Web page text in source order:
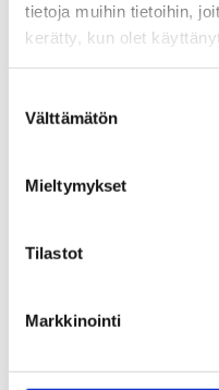
tietoja muihin tietoihin,
kerätty, kun olet
valinta
Välttämätön
Mieltymykset
Tilastot
Markkinointi